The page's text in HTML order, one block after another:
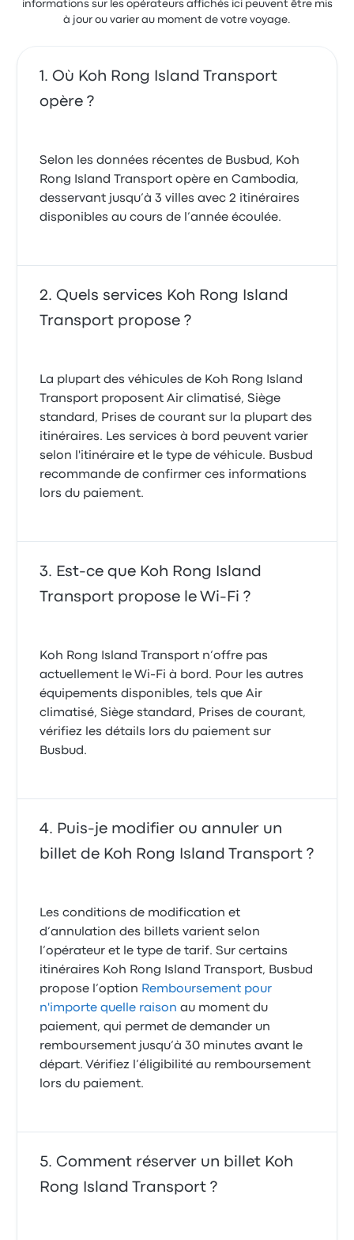
informations sur les opérateurs affichés ici peuvent être mis
à jour ou varier au moment de votre voyage.
Où Koh Rong Island Transport
opère ?
Selon les données récentes de Busbud, Koh
Rong Island Transport opère en Cambodia,
desservant jusqu’à 3 villes avec 2 itinéraires
disponibles au cours de l’année écoulée.
Quels services Koh Rong Island
Transport propose ?
La plupart des véhicules de Koh Rong Island
Transport proposent Air climatisé, Siège
standard, Prises de courant sur la plupart des
itinéraires. Les services à bord peuvent varier
selon l'itinéraire et le type de véhicule. Busbud
recommande de confirmer ces informations
lors du paiement.
Est-ce que Koh Rong Island
Transport propose le Wi-Fi ?
Koh Rong Island Transport n’offre pas
actuellement le Wi-Fi à bord. Pour les autres
équipements disponibles, tels que Air
climatisé, Siège standard, Prises de courant,
vérifiez les détails lors du paiement sur
Busbud.
Puis-je modifier ou annuler un
billet de Koh Rong Island Transport ?
Les conditions de modification et
d’annulation des billets varient selon
l’opérateur et le type de tarif. Sur certains
itinéraires Koh Rong Island Transport, Busbud
propose l’option Remboursement pour
n'importe quelle raison au moment du
paiement, qui permet de demander un
remboursement jusqu’à 30 minutes avant le
départ. Vérifiez l’éligibilité au remboursement
lors du paiement.
Comment réserver un billet Koh
Rong Island Transport ?